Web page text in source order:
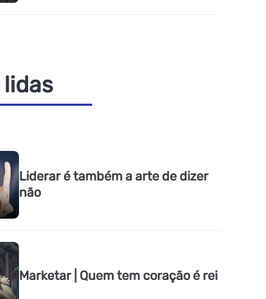
lidas
Liderar é também a arte de dizer
não
Marketar | Quem tem coração é rei